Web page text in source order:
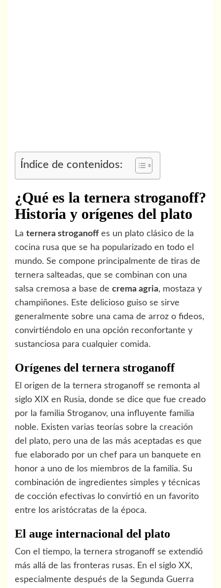
Índice de contenidos:
¿Qué es la ternera stroganoff?
Historia y orígenes del plato
La ternera stroganoffes un plato clásico de la
cocina rusa que se ha popularizado en todo el
mundo. Se compone principalmente de tiras de
ternera salteadas, que se combinan con una
salsa cremosa a base de crema agria, mostaza y
champiñones. Este delicioso guiso se sirve
generalmente sobre una cama de arroz o fideos,
convirtiéndolo en una opción reconfortante y
sustanciosa para cualquier comida.
Orígenes del ternera stroganoff
El origen de la ternera stroganoff se remonta al
siglo XIX en Rusia, donde se dice que fue creado
por la familia Stroganov, una influyente familia
noble. Existen varias teorías sobre la creación
del plato, pero una de las más aceptadas es que
fue elaborado por un chef para un banquete en
honor a uno de los miembros de la familia. Su
combinación de ingredientes simples y técnicas
de cocción efectivas lo convirtió en un favorito
entre los aristócratas de la época.
El auge internacional del plato
Con el tiempo, la ternera stroganoff se extendió
más allá de las fronteras rusas. En el siglo XX,
especialmente después de la Segunda Guerra